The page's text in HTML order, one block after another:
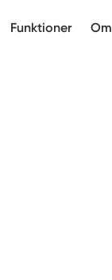
Funktioner Om